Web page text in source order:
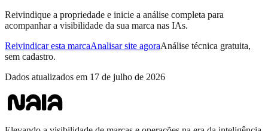
Reivindique a propriedade e inicie a análise completa para
acompanhar a visibilidade da sua marca nas IAs.
Reivindicar esta marcaAnalisar site agoraAnálise técnica gratuita,
sem cadastro.
Dados atualizados em 17 de julho de 2026